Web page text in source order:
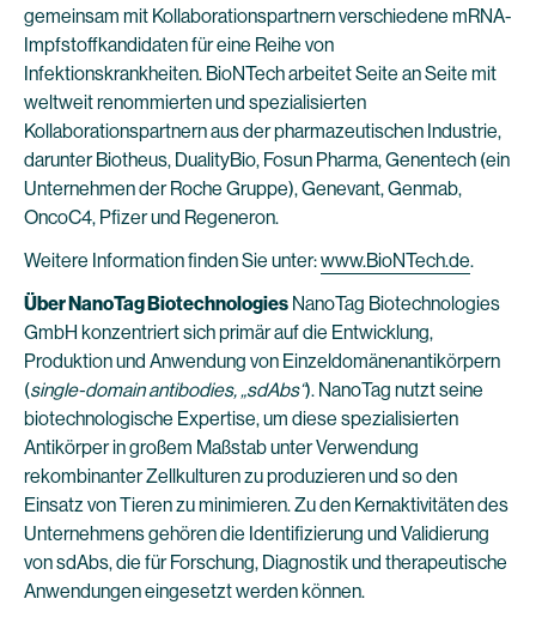
gemeinsam mit Kollaborationspartnern verschiedene mRNA-
Impfstoffkandidaten für eine Reihe von
Infektionskrankheiten. BioNTech arbeitet Seite an Seite mit
weltweit renommierten und spezialisierten
Kollaborationspartnern aus der pharmazeutischen Industrie,
darunter Biotheus, DualityBio, Fosun Pharma, Genentech (ein
Unternehmen der Roche Gruppe), Genevant, Genmab,
OncoC4, Pfizer und Regeneron.
Weitere Information finden Sie unter:www.BioNTech.de.
Über NanoTag Biotechnologies NanoTag Biotechnologies
GmbH konzentriert sich primär auf die Entwicklung,
Produktion und Anwendung von Einzeldomänenantikörpern
(single-domain antibodies, „sdAbs“). NanoTag nutzt seine
biotechnologische Expertise, um diese spezialisierten
Antikörper in großem Maßstab unter Verwendung
rekombinanter Zellkulturen zu produzieren und so den
Einsatz von Tieren zu minimieren. Zu den Kernaktivitäten des
Unternehmens gehören die Identifizierung und Validierung
von sdAbs, die für Forschung, Diagnostik und therapeutische
Anwendungen eingesetzt werden können.